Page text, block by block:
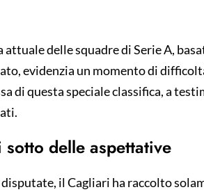
attuale delle squadre di Serie A,
evidenzia un momento di
di questa speciale classifica, a
delle aspettative
il Cagliari ha raccolto